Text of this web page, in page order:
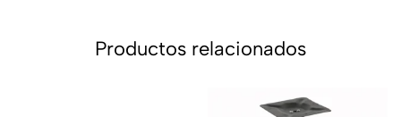
Productos relacionados